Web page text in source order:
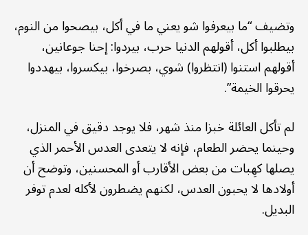
وتضيف “ما بيعرفوا شو يعني ما في أكل، بيصحوا من النوم،
بيطلبوا أكل، أقولهم الدنيا حرب، بيردوا: إحنا جوعانين،
أقولهم استنوا (انتظروا) شوي، بصرخوا، بيكسروا، بيهددوا
يحرقوا الخيمة”.
لم تأكل العائلة خبزا منذ شهر، فلا يوجد دقيق في المنزل،
وحينما يحضر الطعام، فإنه لا يتعدى العدس الأحمر الذي
يصلها كهِبات من بعض الأقارب أو المحسنين، وتوضح أن
أولادها لا يحبون العدس، لكنهم يضطرون لأكله لعدم توفر
البديل.